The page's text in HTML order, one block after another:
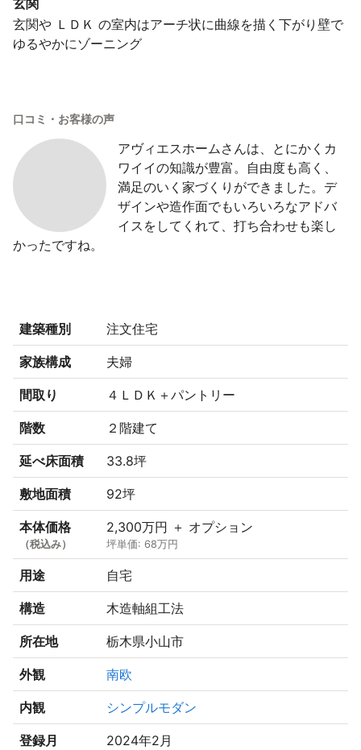
玄関
玄関や ＬＤＫ の室内はアーチ状に曲線を描く下がり壁で
ゆるやかにゾーニング
口コミ・お客様の声
アヴィエスホームさんは、とにかくカ
ワイイの知識が豊富。自由度も高く、
満足のいく家づくりができました。デ
ザインや造作面でもいろいろなアドバ
イスをしてくれて、打ち合わせも楽し
かったですね。
建築種別 注文住宅
家族構成 夫婦
間取り ４ＬＤＫ＋パントリー
階数 ２階建て
延べ床面積 33.8坪
敷地面積 92坪
本体価格
（税込み）
2,300万円 ＋ オプション
坪単価: 68万円
用途 自宅
構造 木造軸組工法
所在地 栃木県小山市
外観 南欧
内観 シンプルモダン
登録月 2024年2月